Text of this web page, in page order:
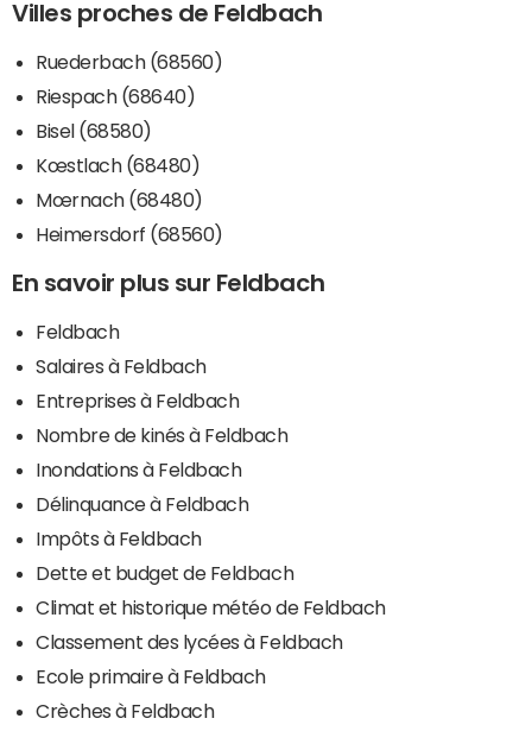
Villes proches de Feldbach
Ruederbach (68560)
Riespach (68640)
Bisel (68580)
Kœstlach (68480)
Mœrnach (68480)
Heimersdorf (68560)
En savoir plus sur Feldbach
Feldbach
Salaires à Feldbach
Entreprises à Feldbach
Nombre de kinés à Feldbach
Inondations à Feldbach
Délinquance à Feldbach
Impôts à Feldbach
Dette et budget de Feldbach
Climat et historique météo de Feldbach
Classement des lycées à Feldbach
Ecole primaire à Feldbach
Crèches à Feldbach